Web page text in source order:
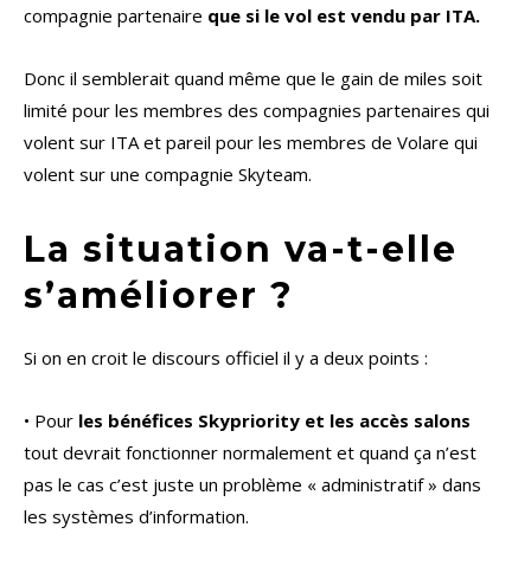
compagnie partenaire que si le vol est vendu par ITA.
Donc il semblerait quand même que le gain de miles soit
limité pour les membres des compagnies partenaires qui
volent sur ITA et pareil pour les membres de Volare qui
volent sur une compagnie Skyteam.
La situation va-t-elle
s’améliorer ?
Si on en croit le discours officiel il y a deux points :
• Pour les bénéfices Skypriority et les accès salons
tout devrait fonctionner normalement et quand ça n’est
pas le cas c’est juste un problème « administratif » dans
les systèmes d’information.